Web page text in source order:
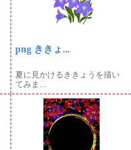
png ききょ...
夏に見かけるききょうを描い
てみま...